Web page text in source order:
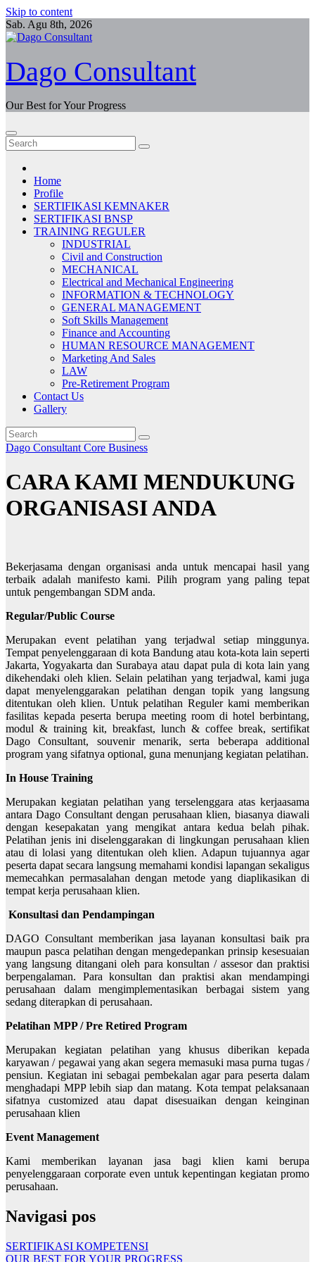
Skip to content
Sab. Agu 8th, 2026
Dago Consultant
Our Best for Your Progress
Home
Profile
SERTIFIKASI KEMNAKER
SERTIFIKASI BNSP
TRAINING REGULER
INDUSTRIAL
Civil and Construction
MECHANICAL
Electrical and Mechanical Engineering
INFORMATION & TECHNOLOGY
GENERAL MANAGEMENT
Soft Skills Management
Finance and Accounting
HUMAN RESOURCE MANAGEMENT
Marketing And Sales
LAW
Pre-Retirement Program
Contact Us
Gallery
Dago Consultant Core Business
CARA KAMI MENDUKUNG
ORGANISASI ANDA
Bekerjasama dengan organisasi anda untuk mencapai hasil yang
terbaik adalah manifesto kami. Pilih program yang paling tepat
untuk pengembangan SDM anda.
Regular/Public Course
Merupakan event pelatihan yang terjadwal setiap minggunya.
Tempat penyelenggaraan di kota Bandung atau kota-kota lain seperti
Jakarta, Yogyakarta dan Surabaya atau dapat pula di kota lain yang
dikehendaki oleh klien. Selain pelatihan yang terjadwal, kami juga
dapat menyelenggarakan pelatihan dengan topik yang langsung
ditentukan oleh klien. Untuk pelatihan Reguler kami memberikan
fasilitas kepada peserta berupa meeting room di hotel berbintang,
modul & training kit, breakfast, lunch & coffee break, sertifikat
Dago Consultant, souvenir menarik, serta beberapa additional
program yang sifatnya optional, guna menunjang kegiatan pelatihan.
In House Training
Merupakan kegiatan pelatihan yang terselenggara atas kerjaasama
antara Dago Consultant dengan perusahaan klien, biasanya diawali
dengan kesepakatan yang mengikat antara kedua belah pihak.
Pelatihan jenis ini diselenggarakan di lingkungan perusahaan klien
atau di lolasi yang ditentukan oleh klien. Adapun tujuannya agar
peserta dapat secara langsung memahami kondisi lapangan sekaligus
memecahkan permasalahan dengan metode yang diaplikasikan di
tempat kerja perusahaan klien.
Konsultasi dan Pendampingan
DAGO Consultant memberikan jasa layanan konsultasi baik pra
maupun pasca pelatihan dengan mengedepankan prinsip kesesuaian
yang langsung ditangani oleh para konsultan / assesor dan praktisi
berpengalaman. Para konsultan dan praktisi akan mendampingi
perusahaan dalam mengimplementasikan berbagai sistem yang
sedang diterapkan di perusahaan.
Pelatihan MPP / Pre Retired Program
Merupakan kegiatan pelatihan yang khusus diberikan kepada
karyawan / pegawai yang akan segera memasuki masa purna tugas /
pensiun. Kegiatan ini sebagai pembekalan agar para peserta dalam
menghadapi MPP lebih siap dan matang. Kota tempat pelaksanaan
sifatnya customized atau dapat disesuaikan dengan keinginan
perusahaan klien
Event Management
Kami memberikan layanan jasa bagi klien kami berupa
penyelenggaraan corporate even untuk kepentingan kegiatan promo
perusahaan.
Navigasi pos
SERTIFIKASI KOMPETENSI
OUR BEST FOR YOUR PROGRESS